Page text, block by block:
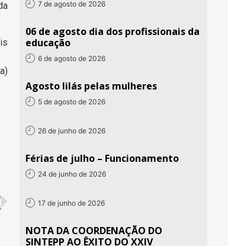
7 de agosto de 2026
06 de agosto dia dos profissionais da
educação
6 de agosto de 2026
Agosto lilás pelas mulheres
5 de agosto de 2026
26 de junho de 2026
Férias de julho – Funcionamento
24 de junho de 2026
17 de junho de 2026
NOTA DA COORDENAÇÃO DO
SINTEPP AO ÊXITO DO XXIV